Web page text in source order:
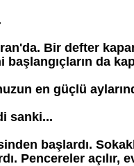
Bir defter
da
en güçlü
sanki...
başlardı.
Pencereler açılır,